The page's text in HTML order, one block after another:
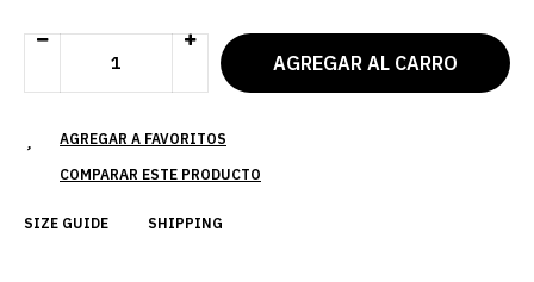
AGREGAR A FAVORITOS
COMPARAR ESTE PRODUCTO
SIZE GUIDE SHIPPING